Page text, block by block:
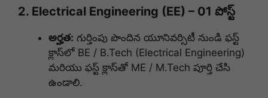
2. Electrical Engineering (EE) – 01 పోస్ట్
అర్హత: గుర్తింపు పొందిన యూనివర్సిటీ నుండి ఫస్ట్
క్లాస్‌లో BE / B.Tech (Electrical Engineering)
మరియు ఫస్ట్ క్లాస్‌తో ME / M.Tech పూర్తి చేసి
ఉండాలి.